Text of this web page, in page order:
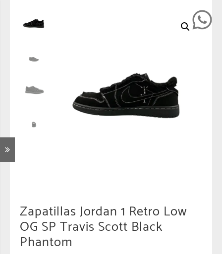
Zapatillas Jordan 1 Retro Low
OG SP Travis Scott Black
Phantom